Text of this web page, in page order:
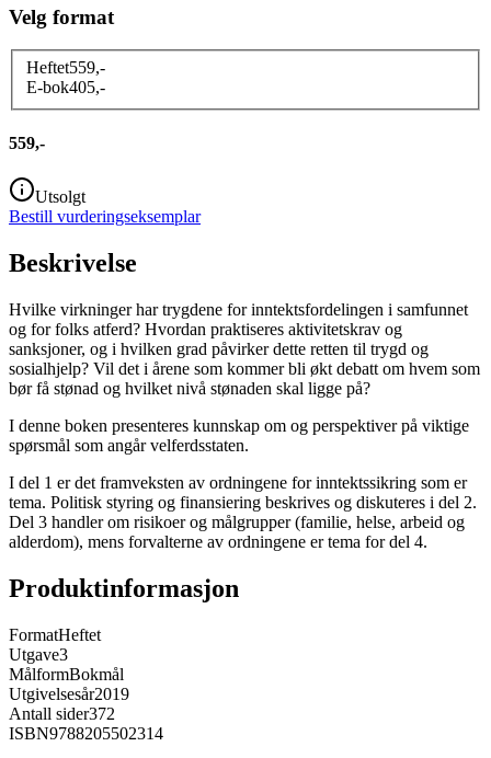
Velg format
Heftet559,-
E-bok405,-
559,-
Utsolgt
Bestill vurderingseksemplar
Beskrivelse
Hvilke virkninger har trygdene for inntektsfordelingen i samfunnet
og for folks atferd? Hvordan praktiseres aktivitetskrav og
sanksjoner, og i hvilken grad påvirker dette retten til trygd og
sosialhjelp? Vil det i årene som kommer bli økt debatt om hvem som
bør få stønad og hvilket nivå stønaden skal ligge på?
I denne boken presenteres kunnskap om og perspektiver på viktige
spørsmål som angår velferdsstaten.
I del 1 er det framveksten av ordningene for inntektssikring som er
tema. Politisk styring og finansiering beskrives og diskuteres i del 2.
Del 3 handler om risikoer og målgrupper (familie, helse, arbeid og
alderdom), mens forvalterne av ordningene er tema for del 4.
Produktinformasjon
FormatHeftet
Utgave3
MålformBokmål
Utgivelsesår2019
Antall sider372
ISBN9788205502314